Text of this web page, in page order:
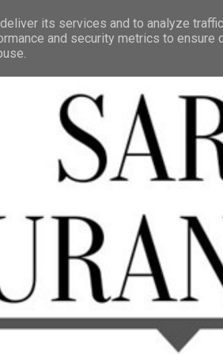
its services and to analyze
and security metrics to ensure